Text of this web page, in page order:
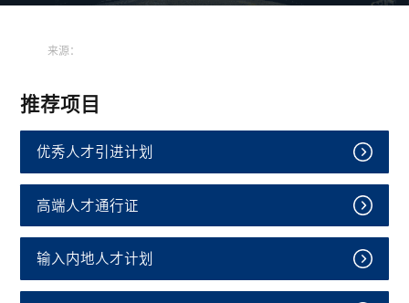
来源：
推荐项目
优秀人才引进计划
高端人才通行证
输入内地人才计划